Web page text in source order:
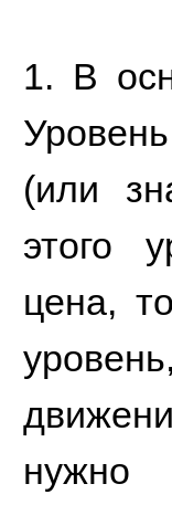
1. В
(или
этого
цена,
нужно